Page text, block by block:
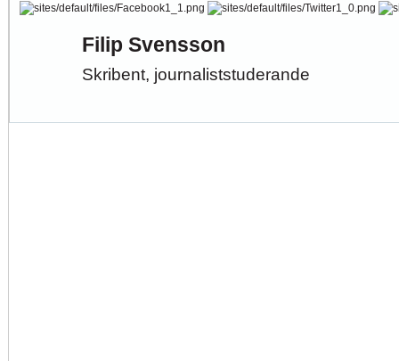
Filip Svensson
Skribent, journaliststuderande